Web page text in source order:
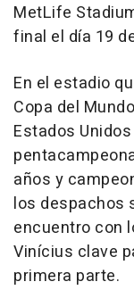
MetLife
final el día 19
En el estadio
Copa del
Estados
años y
los despachos
encuentro con
Vinícius clave
primera parte.